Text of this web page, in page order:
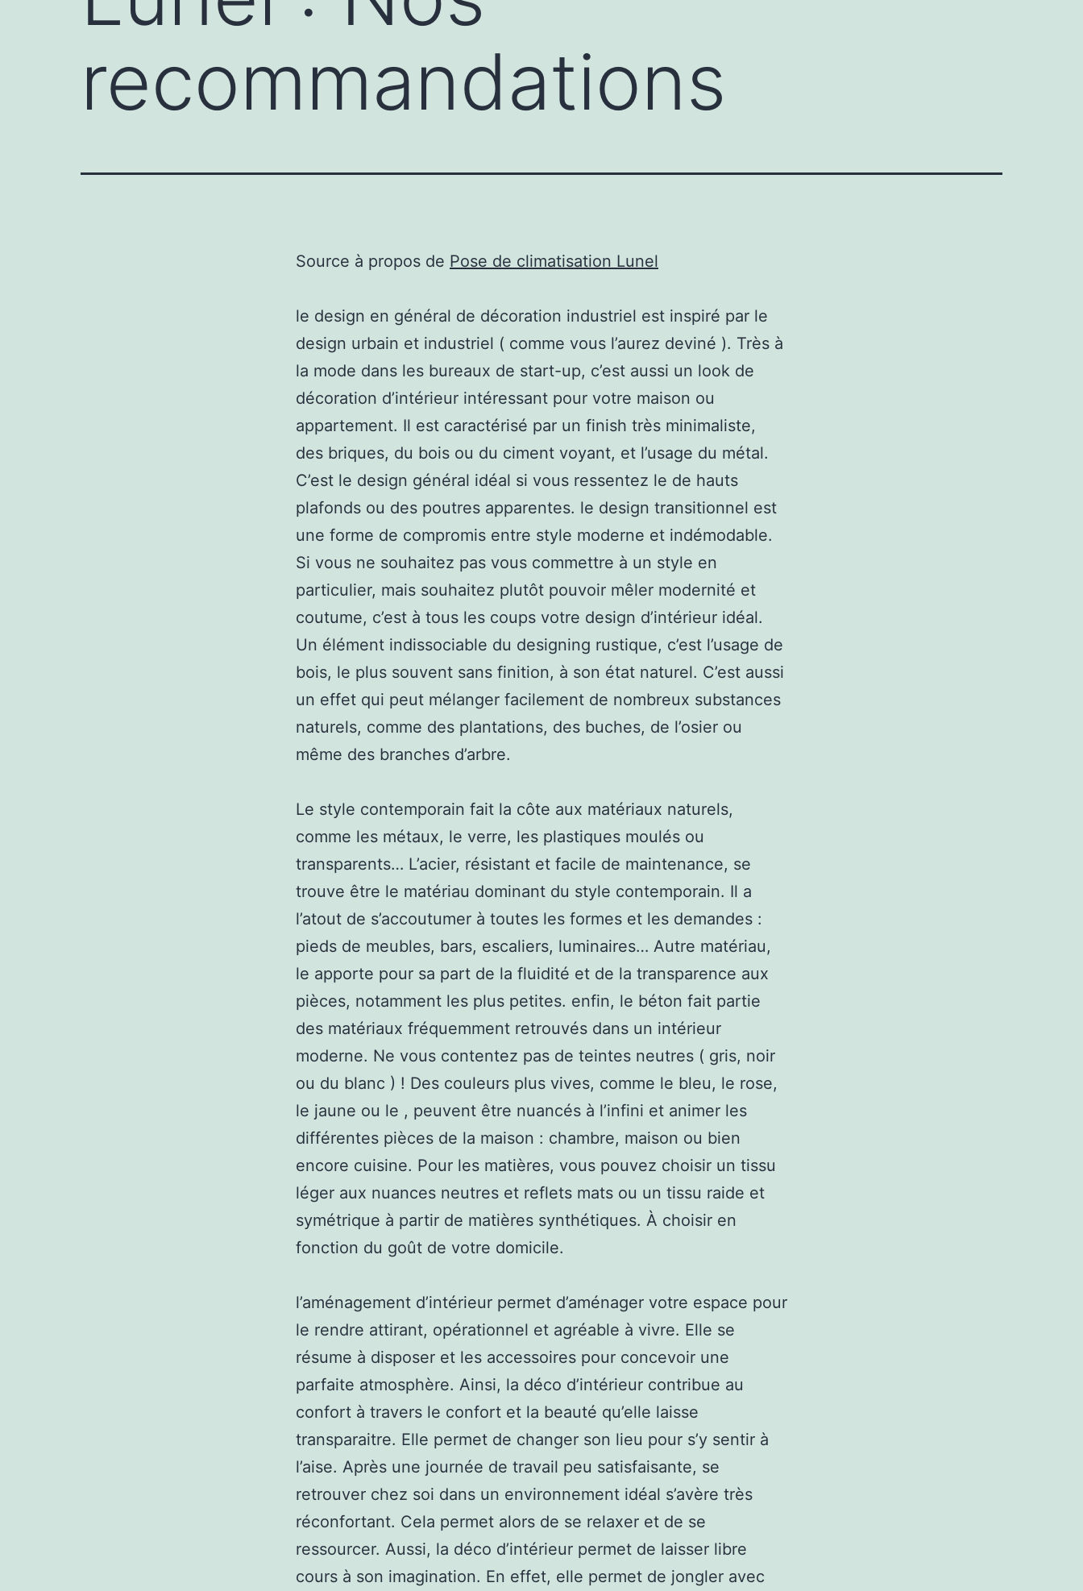
recommandations
Source à propos de Pose de climatisation Lunel
le design en général de décoration industriel est inspiré par le
design urbain et industriel ( comme vous l’aurez deviné ). Très à
la mode dans les bureaux de start-up, c’est aussi un look de
décoration d’intérieur intéressant pour votre maison ou
appartement. Il est caractérisé par un finish très minimaliste,
des briques, du bois ou du ciment voyant, et l’usage du métal.
C’est le design général idéal si vous ressentez le de hauts
plafonds ou des poutres apparentes. le design transitionnel est
une forme de compromis entre style moderne et indémodable.
Si vous ne souhaitez pas vous commettre à un style en
particulier, mais souhaitez plutôt pouvoir mêler modernité et
coutume, c’est à tous les coups votre design d’intérieur idéal.
Un élément indissociable du designing rustique, c’est l’usage de
bois, le plus souvent sans finition, à son état naturel. C’est aussi
un effet qui peut mélanger facilement de nombreux substances
naturels, comme des plantations, des buches, de l’osier ou
même des branches d’arbre.
Le style contemporain fait la côte aux matériaux naturels,
comme les métaux, le verre, les plastiques moulés ou
transparents… L’acier, résistant et facile de maintenance, se
trouve être le matériau dominant du style contemporain. Il a
l’atout de s’accoutumer à toutes les formes et les demandes :
pieds de meubles, bars, escaliers, luminaires… Autre matériau,
le apporte pour sa part de la fluidité et de la transparence aux
pièces, notamment les plus petites. enfin, le béton fait partie
des matériaux fréquemment retrouvés dans un intérieur
moderne. Ne vous contentez pas de teintes neutres ( gris, noir
ou du blanc ) ! Des couleurs plus vives, comme le bleu, le rose,
le jaune ou le , peuvent être nuancés à l’infini et animer les
différentes pièces de la maison : chambre, maison ou bien
encore cuisine. Pour les matières, vous pouvez choisir un tissu
léger aux nuances neutres et reflets mats ou un tissu raide et
symétrique à partir de matières synthétiques. À choisir en
fonction du goût de votre domicile.
l’aménagement d’intérieur permet d’aménager votre espace pour
le rendre attirant, opérationnel et agréable à vivre. Elle se
résume à disposer et les accessoires pour concevoir une
parfaite atmosphère. Ainsi, la déco d’intérieur contribue au
confort à travers le confort et la beauté qu’elle laisse
transparaitre. Elle permet de changer son lieu pour s’y sentir à
l’aise. Après une journée de travail peu satisfaisante, se
retrouver chez soi dans un environnement idéal s’avère très
réconfortant. Cela permet alors de se relaxer et de se
ressourcer. Aussi, la déco d’intérieur permet de laisser libre
cours à son imagination. En effet, elle permet de jongler avec